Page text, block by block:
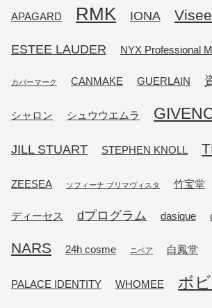
APAGARD RMK IONA Visee
ESTEE LAUDER NYX Professional
カバーマーク CANMAKE GUERLAIN
シャロン シュウウエムラ
JILL STUART STEPHEN KNOLL
ZEESEA ソフィーナ プリマヴィスタ 竹宝堂
ディーセス dプログラム dasique
NARS 24h cosme ニベア 白鳳堂
PALACE IDENTITY WHOMEE ボ